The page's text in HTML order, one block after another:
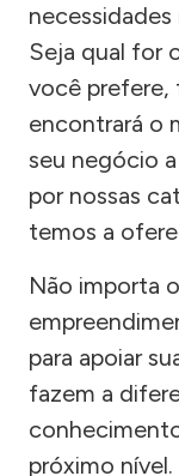
Seja qual for
você prefere,
encontrará o
seu negócio
por nossas
temos a
Não importa
para apoiar
fazem a
próximo nível.